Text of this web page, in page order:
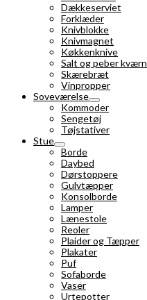
Dækkeserviet
Forklæder
Knivblokke
Knivmagnet
Køkkenknive
Salt og peber kværn
Skærebræt
Vinpropper
Soveværelse
Kommoder
Sengetøj
Tøjstativer
Stue
Borde
Daybed
Dørstoppere
Gulvtæpper
Konsolborde
Lamper
Lænestole
Reoler
Plaider og Tæpper
Plakater
Puf
Sofaborde
Vaser
Urtepotter